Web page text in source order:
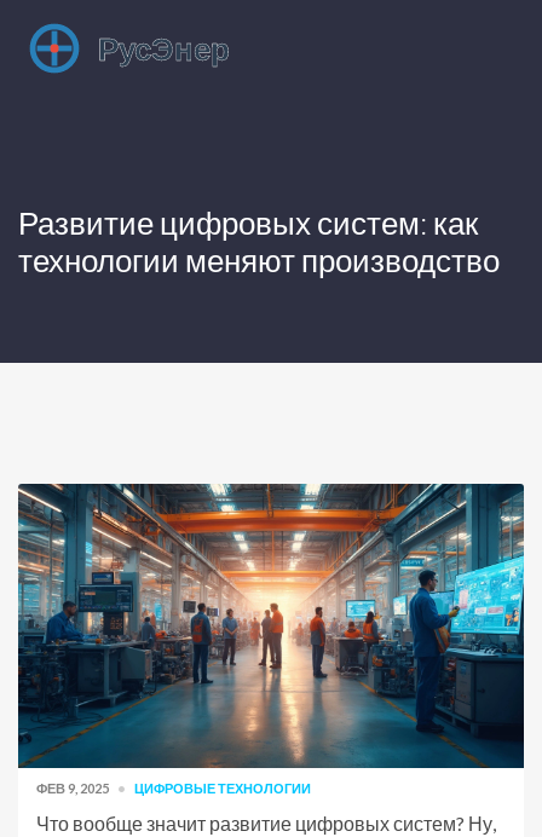
Развитие цифровых систем: как
технологии меняют производство
ФЕВ 9, 2025 ЦИФРОВЫЕ ТЕХНОЛОГИИ
Что вообще значит развитие цифровых систем? Ну,